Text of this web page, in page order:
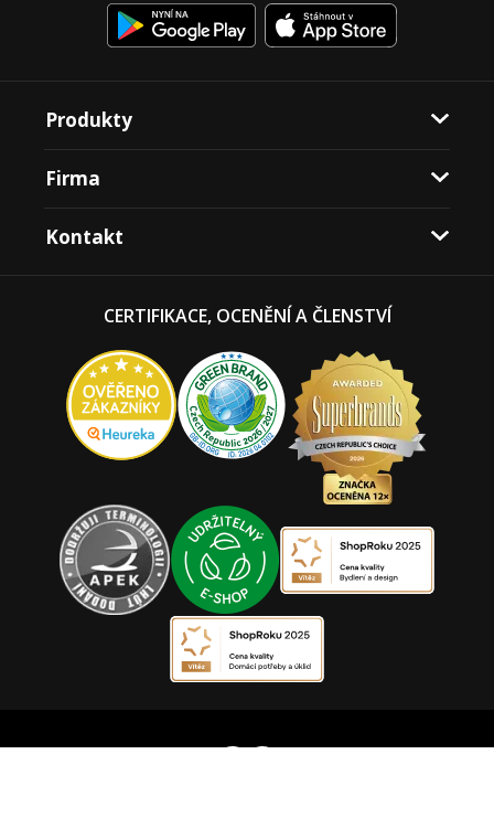
Produkty
Firma
Kontakt
CERTIFIKACE, OCENĚNÍ A ČLENSTVÍ